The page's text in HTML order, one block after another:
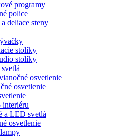
programy
police
deliace steny
stolíky
stolíky
osvetlenie
osvetlenie
interiéru
a LED svetlá
osvetlenie